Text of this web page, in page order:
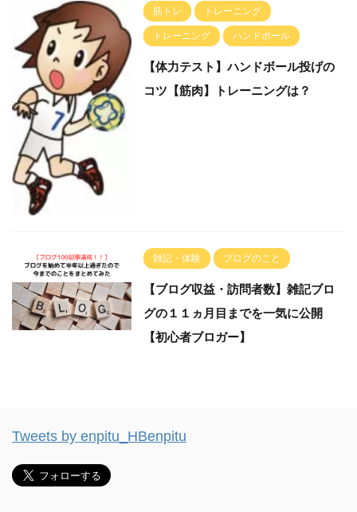
筋トレ トレーニング
トレーニング ハンドボール
【体力テスト】ハンドボール投げの
コツ【筋肉】トレーニングは？
雑記・体験 ブログのこと
【ブログ収益・訪問者数】雑記ブロ
グの１１ヵ月目までを一気に公開
【初心者ブロガー】
Tweets by enpitu_HBenpitu